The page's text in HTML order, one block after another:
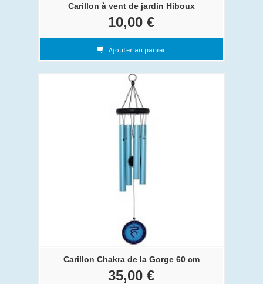
Carillon à vent de jardin Hiboux
10,00 €
Ajouter au panier
Carillon Chakra de la Gorge 60 cm
35,00 €